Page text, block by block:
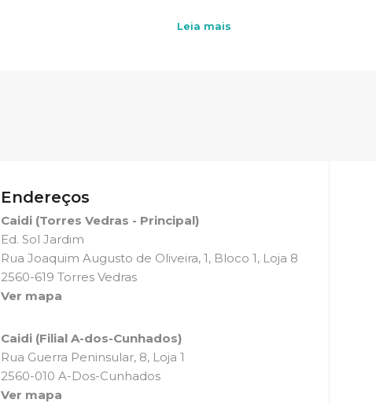
Leia mais
Endereços
Caidi (Torres Vedras - Principal)
Ed. Sol Jardim
Rua Joaquim Augusto de Oliveira, 1, Bloco 1, Loja 8
2560-619 Torres Vedras
Ver mapa
Caidi (Filial A-dos-Cunhados)
Rua Guerra Peninsular, 8, Loja 1
2560-010 A-Dos-Cunhados
Ver mapa